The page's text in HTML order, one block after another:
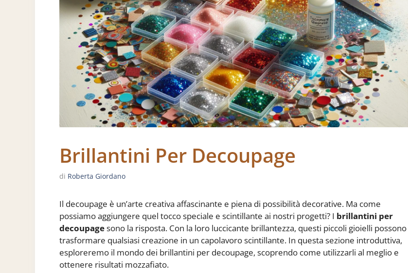
Brillantini Per Decoupage
di Roberta Giordano
Il decoupage è un’arte creativa affascinante e piena di possibilità decorative. Ma come
possiamo aggiungere quel tocco speciale e scintillante ai nostri progetti? I brillantini per
decoupagesono la risposta. Con la loro luccicante brillantezza, questi piccoli gioielli possono
trasformare qualsiasi creazione in un capolavoro scintillante. In questa sezione introduttiva,
esploreremo il mondo dei brillantini per decoupage, scoprendo come utilizzarli al meglio e
ottenere risultati mozzafiato.